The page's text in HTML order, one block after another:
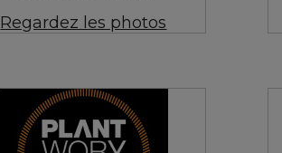
Regardez les photos